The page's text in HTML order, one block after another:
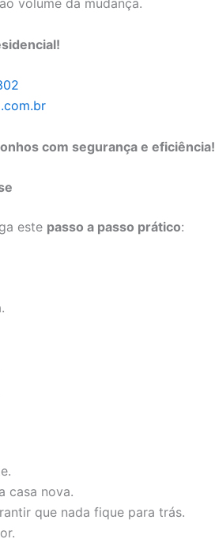
volume da mudança.
com segurança e eficiência!
este passo a passo prático:
casa nova.
que nada fique para trás.